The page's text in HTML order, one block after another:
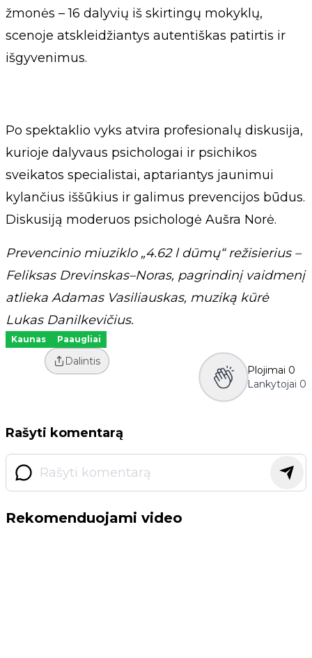
žmonės – 16 dalyvių iš skirtingų mokyklų,
scenoje atskleidžiantys autentiškas patirtis ir
išgyvenimus.
Po spektaklio vyks atvira profesionalų diskusija,
kurioje dalyvaus psichologai ir psichikos
sveikatos specialistai, aptariantys jaunimui
kylančius iššūkius ir galimus prevencijos būdus.
Diskusiją moderuos psichologė Aušra Norė.
Prevencinio miuziklo „4.62 l dūmų“ režisierius –
Feliksas Drevinskas–Noras, pagrindinį vaidmenį
atlieka Adamas Vasiliauskas, muziką kūrė
Lukas Danilkevičius.
Kaunas Paaugliai
Dalintis
Plojimai 0
Lankytojai 0
Rašyti komentarą
Rekomenduojami video